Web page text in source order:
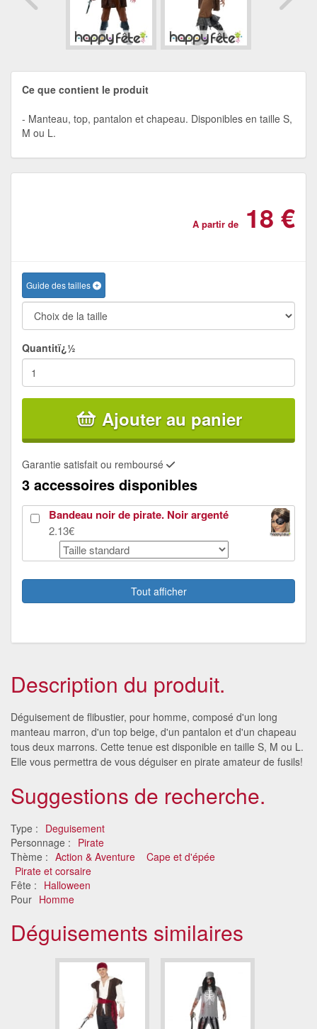
Ce que contient le produit
Manteau, top, pantalon et chapeau. Disponibles en taille S,
M ou L.
A partir de 18 €
Guide des tailles
Quantitï¿½
Ajouter au panier
Garantie satisfait ou remboursé
3 accessoires disponibles
Bandeau noir de pirate. Noir argenté
2.13€
30€
Tout afficher
Description du produit.
Déguisement de flibustier, pour homme, composé d'un long
manteau marron, d'un top beige, d'un pantalon et d'un chapeau
tous deux marrons. Cette tenue est disponible en taille S, M ou L.
Elle vous permettra de vous déguiser en pirate amateur de fusils!
Suggestions de recherche.
Type : Deguisement
Personnage : Pirate
Thème : Action & Aventure
Cape et d'épée
Pirate et corsaire
Fête : Halloween
Pour Homme
Déguisements similaires